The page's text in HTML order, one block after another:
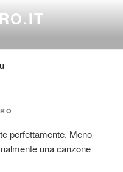
perfettamente. Meno
una canzone